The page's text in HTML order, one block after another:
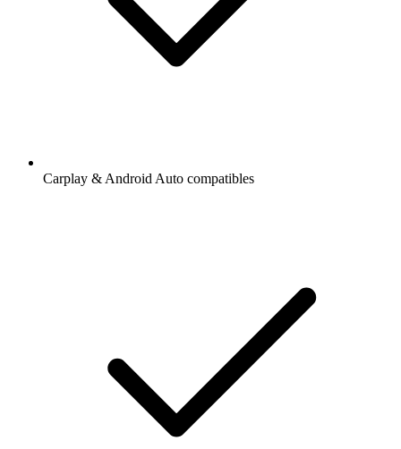
Carplay & Android Auto compatibles